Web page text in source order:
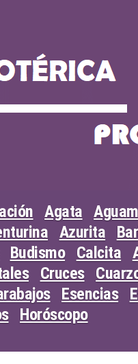
Agata
Azurita
Budismo Calcita
Cruces
Esencias
Horóscopo